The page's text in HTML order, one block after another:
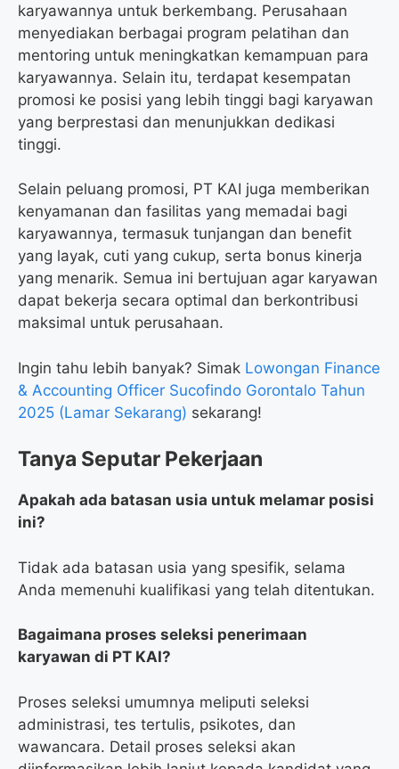
karyawannya untuk berkembang. Perusahaan
menyediakan berbagai program pelatihan dan
mentoring untuk meningkatkan kemampuan para
karyawannya. Selain itu, terdapat kesempatan
promosi ke posisi yang lebih tinggi bagi karyawan
yang berprestasi dan menunjukkan dedikasi
tinggi.
Selain peluang promosi, PT KAI juga memberikan
kenyamanan dan fasilitas yang memadai bagi
karyawannya, termasuk tunjangan dan benefit
yang layak, cuti yang cukup, serta bonus kinerja
yang menarik. Semua ini bertujuan agar karyawan
dapat bekerja secara optimal dan berkontribusi
maksimal untuk perusahaan.
Ingin tahu lebih banyak? Simak Lowongan Finance
& Accounting Officer Sucofindo Gorontalo Tahun
2025 (Lamar Sekarang) sekarang!
Tanya Seputar Pekerjaan
Apakah ada batasan usia untuk melamar posisi
ini?
Tidak ada batasan usia yang spesifik, selama
Anda memenuhi kualifikasi yang telah ditentukan.
Bagaimana proses seleksi penerimaan
karyawan di PT KAI?
Proses seleksi umumnya meliputi seleksi
administrasi, tes tertulis, psikotes, dan
wawancara. Detail proses seleksi akan